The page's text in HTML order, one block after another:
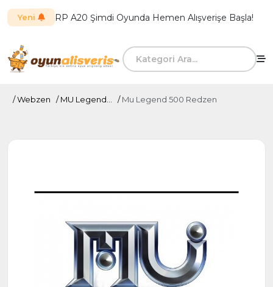
Yeni RP A20 Şimdi Oyunda Hemen Alışverişe Başla!
Webzen MU Legend... Mu Legend 500 Redzen